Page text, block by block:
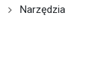
Narzędzia